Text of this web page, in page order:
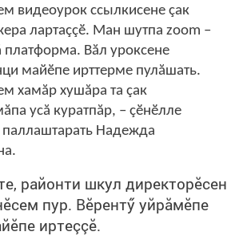
видеоурок ссылкисене çак
лартаççӗ. Ман шутпа zoom –
платформа. Вăл уроксене
майӗпе ирттерме пулăшать.
хамăр хушăра та çак
усă куратпăр, – çӗнӗлле
паллаштарать Надежда
районти шкул директорӗсен
пур. Вӗрентӳ уйрăмӗпе
иртеççӗ.